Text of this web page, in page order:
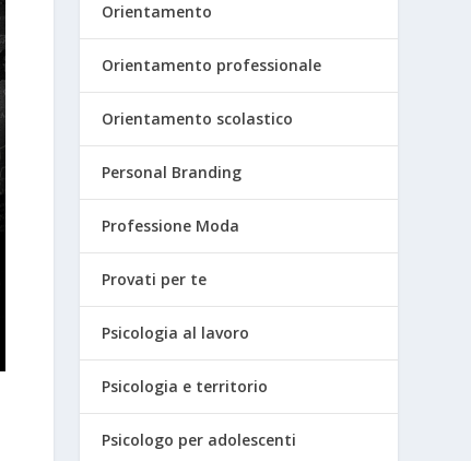
Orientamento
Orientamento professionale
Orientamento scolastico
Personal Branding
Professione Moda
Provati per te
Psicologia al lavoro
Psicologia e territorio
Psicologo per adolescenti